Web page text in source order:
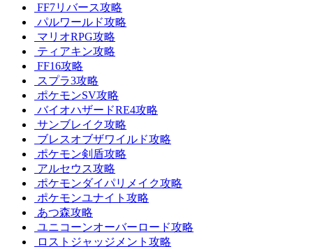
FF7リバース攻略
パルワールド攻略
マリオRPG攻略
ティアキン攻略
FF16攻略
スプラ3攻略
ポケモンSV攻略
バイオハザードRE4攻略
サンブレイク攻略
ブレスオブザワイルド攻略
ポケモン剣盾攻略
アルセウス攻略
ポケモンダイパリメイク攻略
ポケモンユナイト攻略
あつ森攻略
ユニコーンオーバーロード攻略
ロストジャッジメント攻略